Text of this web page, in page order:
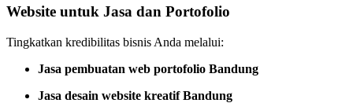
Website untuk Jasa dan Portofolio
Tingkatkan kredibilitas bisnis Anda melalui:
Jasa pembuatan web portofolio Bandung
Jasa desain website kreatif Bandung